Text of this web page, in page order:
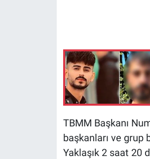
TBMM Başkanı
başkanları ve grup
Yaklaşık 2 saat 20
Günün görüntüsü
Koronavirüs